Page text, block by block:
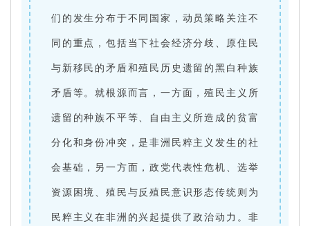
们的发生分布于不同国家，动员策略关注不
同的重点，包括当下社会经济分歧、原住民
与新移民的矛盾和殖民历史遗留的黑白种族
矛盾等。就根源而言，一方面，殖民主义所
遗留的种族不平等、自由主义所造成的贫富
分化和身份冲突，是非洲民粹主义发生的社
会基础，另一方面，政党代表性危机、选举
资源困境、殖民与反殖民意识形态传统则为
民粹主义在非洲的兴起提供了政治动力。非